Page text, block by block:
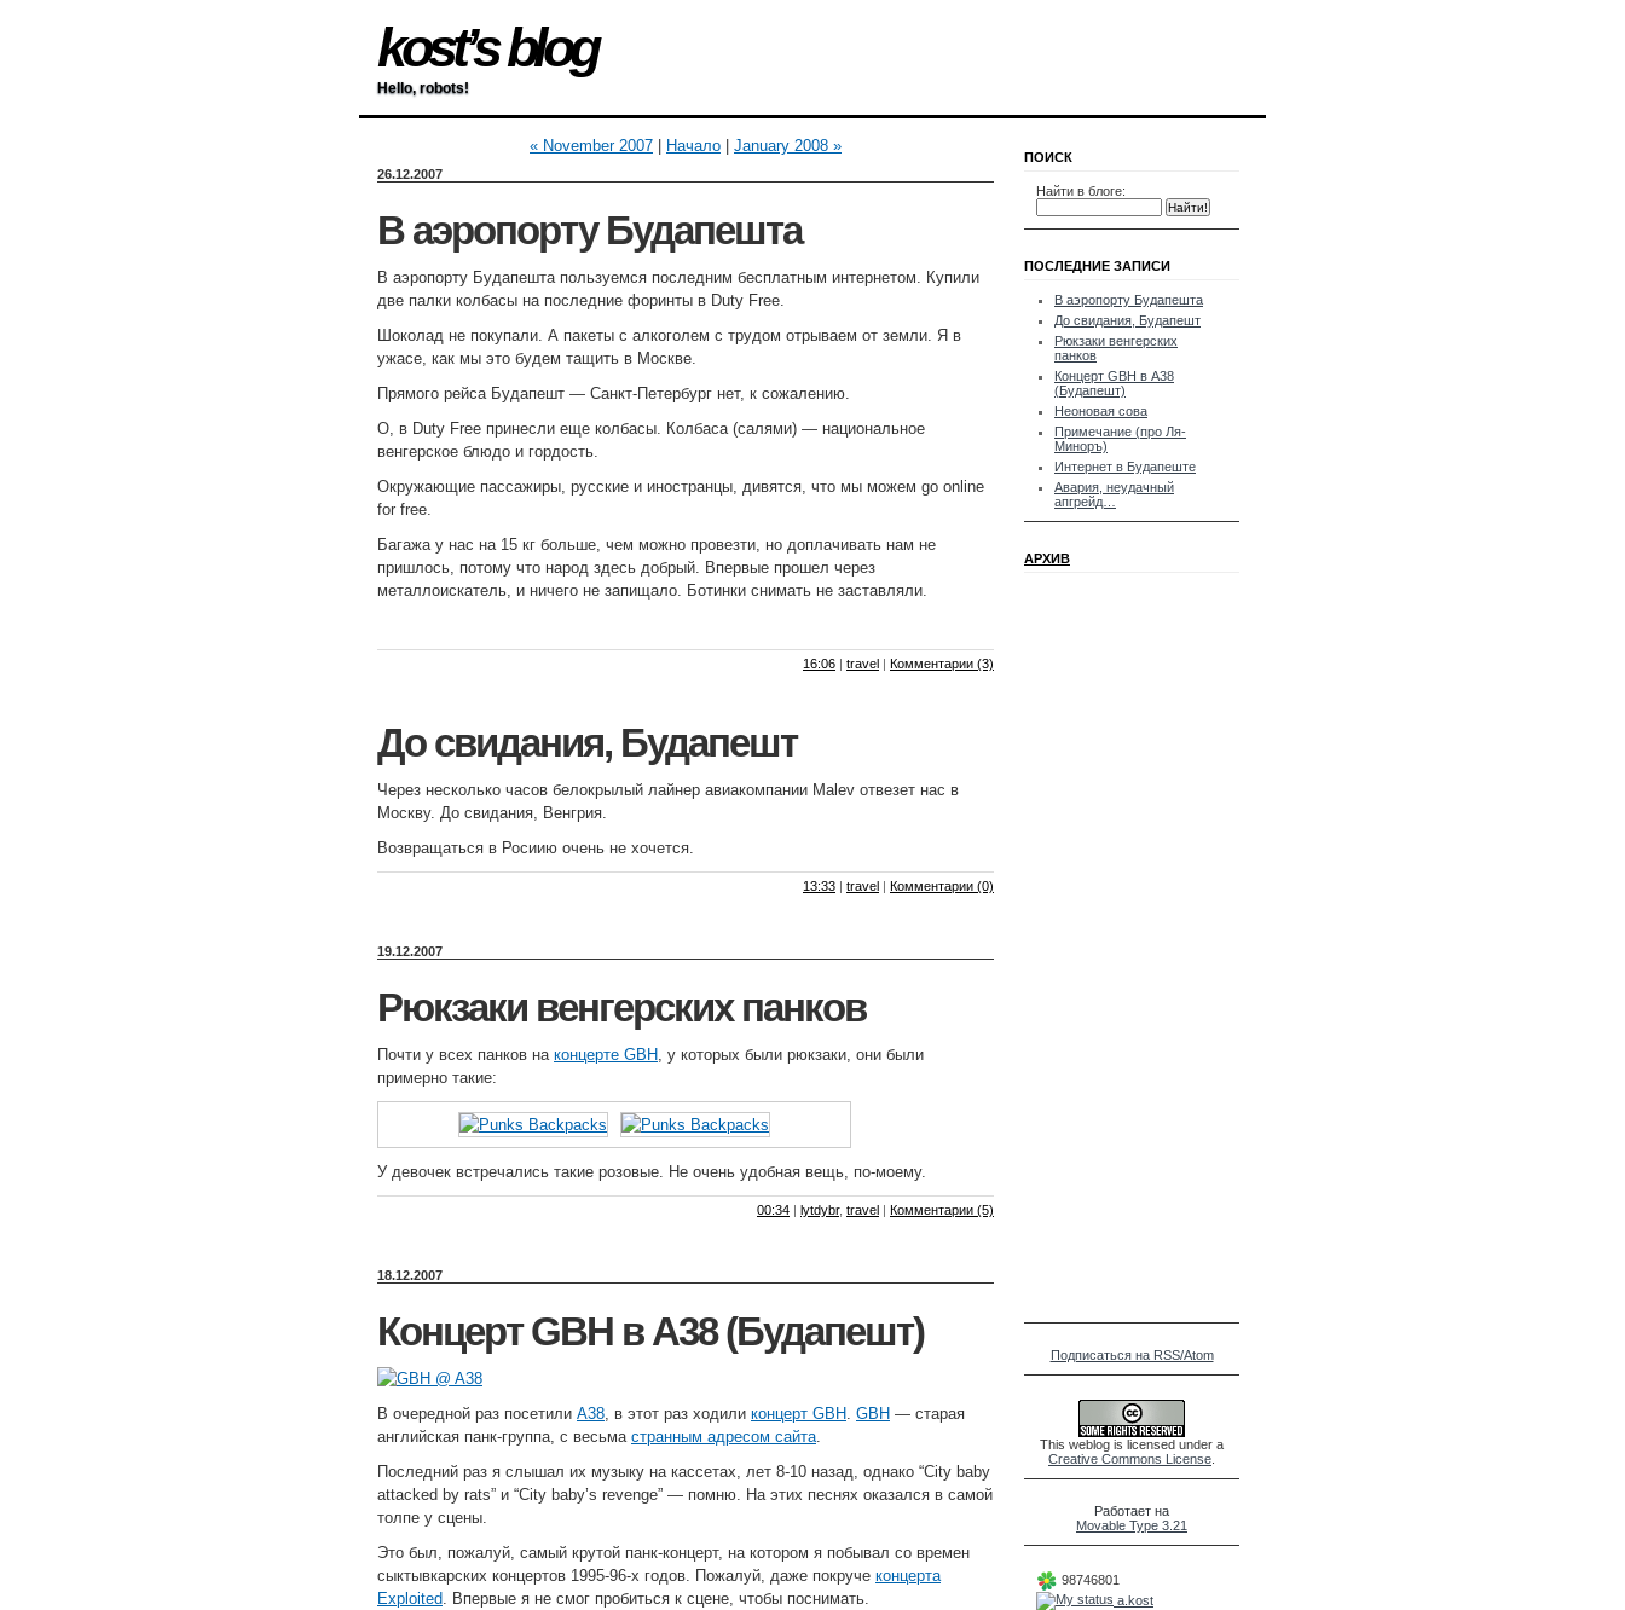
kost’s blog
Hello, robots!
« November 2007 Начало January 2008 »
26.12.2007
В аэропорту Будапешта
В аэропорту Будапешта пользуемся последним бесплатным интернетом. Купили
две палки колбасы на последние форинты в Duty Free.
Шоколад не покупали. А пакеты с алкоголем с трудом отрываем от земли. Я в
ужасе, как мы это будем тащить в Москве.
Прямого рейса Будапешт — Санкт-Петербург нет, к сожалению.
О, в Duty Free принесли еще колбасы. Колбаса (салями) — национальное
венгерское блюдо и гордость.
Окружающие пассажиры, русские и иностранцы, дивятся, что мы можем go online
for free.
Багажа у нас на 15 кг больше, чем можно провезти, но доплачивать нам не
пришлось, потому что народ здесь добрый. Впервые прошел через
металлоискатель, и ничего не запищало. Ботинки снимать не заставляли.
16:06 | travel | Комментарии (3)
До свидания, Будапешт
Через несколько часов белокрылый лайнер авиакомпании Malev отвезет нас в
Москву. До свидания, Венгрия.
Возвращаться в Росиию очень не хочется.
13:33 | travel | Комментарии (0)
19.12.2007
Рюкзаки венгерских панков
Почти у всех панков на концерте GBH, у которых были рюкзаки, они были
примерно такие:
У девочек встречались такие розовые. Не очень удобная вещь, по-моему.
00:34 | lytdybr, travel | Комментарии (5)
18.12.2007
Концерт GBH в A38 (Будапешт)
В очередной раз посетили A38, в этот раз ходили концерт GBH. GBH — старая
английская панк-группа, с весьма странным адресом сайта.
Последний раз я слышал их музыку на кассетах, лет 8-10 назад, однако “City baby
attacked by rats” и “City baby’s revenge” — помню. На этих песнях оказался в самой
толпе у сцены.
Это был, пожалуй, самый крутой панк-концерт, на котором я побывал со времен
сыктывкарских концертов 1995-96-х годов. Пожалуй, даже покруче концерта
Exploited. Впервые я не смог пробиться к сцене, чтобы поснимать.
ПОИСК
Найти в блоге:
ПОСЛЕДНИЕ ЗАПИСИ
В аэропорту Будапешта
До свидания, Будапешт
Рюкзаки венгерских
панков
Концерт GBH в A38
(Будапешт)
Неоновая сова
Примечание (про Ля-
Миноръ)
Интернет в Будапеште
Авария, неудачный
апгрейд…
АРХИВ
Подписаться на RSS/Atom
This weblog is licensed under a
Creative Commons License
Работает на
Movable Type 3.21
98746801
a.kost